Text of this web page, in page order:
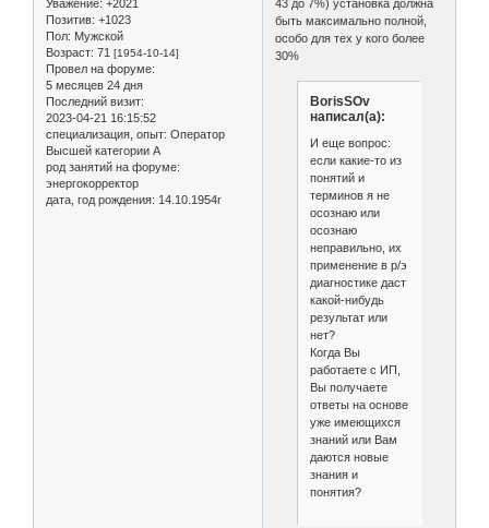
Уважение: +2021
Позитив: +1023
Пол: Мужской
Возраст: 71 [1954-10-14]
Провел на форуме:
5 месяцев 24 дня
Последний визит:
2023-04-21 16:15:52
специализация, опыт: Оператор
Высшей категории А
род занятий на форуме:
энергокорректор
дата, год рождения: 14.10.1954г
43 до 7%) установка должна
быть максимально полной,
особо для тех у кого более
30%
BorisSOv
написал(а):
И еще вопрос:
если какие-то из
понятий и
терминов я не
осознаю или
осознаю
неправильно, их
применение в р/э
диагностике даст
какой-нибудь
результат или
нет?
Когда Вы
работаете с ИП,
Вы получаете
ответы на основе
уже имеющихся
знаний или Вам
даются новые
знания и
понятия?